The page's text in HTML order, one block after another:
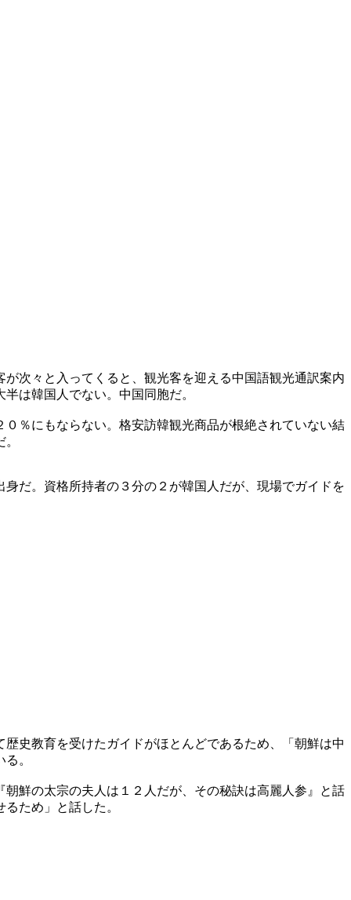
次々と入ってくると、観光客を迎える中国語観光通訳案内
は韓国人でない。中国同胞だ。
％にもならない。格安訪韓観光商品が根絶されていない結
だ。資格所持者の３分の２が韓国人だが、現場でガイドを
史教育を受けたガイドがほとんどであるため、「朝鮮は中
。
鮮の太宗の夫人は１２人だが、その秘訣は高麗人参』と話
ため」と話した。